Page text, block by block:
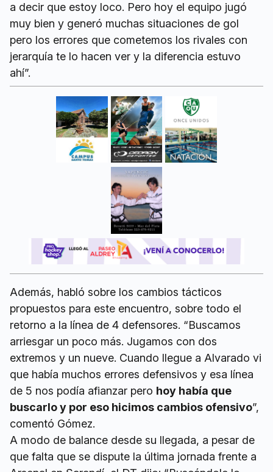
a decir que estoy loco. Pero hoy el equipo jugó
muy bien y generó muchas situaciones de gol
pero los errores que cometemos los rivales con
jerarquía te lo hacen ver y la diferencia estuvo
ahí”.
Además, habló sobre los cambios tácticos
propuestos para este encuentro, sobre todo el
retorno a la línea de 4 defensores. “Buscamos
arriesgar un poco más. Jugamos con dos
extremos y un nueve. Cuando llegue a Alvarado vi
que había muchos errores defensivos y esa línea
de 5 nos podía afianzar pero hoy había que
buscarlo y por eso hicimos cambios ofensivo”,
comentó Gómez.
A modo de balance desde su llegada, a pesar de
que falta que se dispute la última jornada frente a